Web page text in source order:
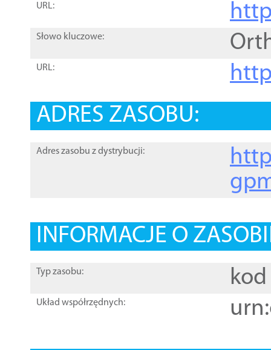
URL:
Słowo kluczowe:
URL:
ADRES ZASOBU:
Adres zasobu z dystrybucji:
INFORMACJE O
Typ zasobu: kod
Układ współrzędnych: